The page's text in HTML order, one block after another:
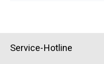
Service-Hotline